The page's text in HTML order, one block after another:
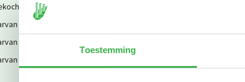
Toestemming
elektriciteit
voor opladen voertuigen (groene stroom)
voor opladen voertuigen (grijze stroom)
groene stroom uit windkracht